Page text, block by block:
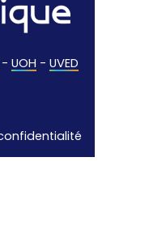
- UOH - UVED